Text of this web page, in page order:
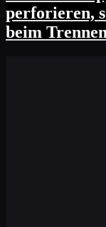
perforieren,
beim